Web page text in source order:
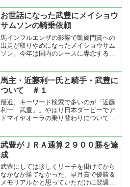
たほど伸びなかった。岩田康誠も上位騎
手が揃った１回札幌ではそ...
お世話になった武豊にメイショウ
サムソンの騎乗依頼
馬インフルエンザの影響で凱旋門賞への
出走が取りやめになったメイショウサム
ソン。今年は国内のレースに専念するこ
ことで凱旋門賞に出走するための準備で
武豊に尽力を尽くしてもら...
馬主・近藤利一氏と騎手・武豊に
ついて ＃１
最近、キーワード検索で多いのが「近藤
利一 武豊」。やはり日本ダービーでア
ドマイヤオーラの乗り替わりについて気
測なされているが、実際のところはわか
らない（関わっている人は...
武豊がＪＲＡ通算２９００勝を達
成
武豊にしては珍しくリーチを掛けてから
なかなか勝てなかった。皐月賞で優勝＆
メモリアルかと思っていただけに翌週の